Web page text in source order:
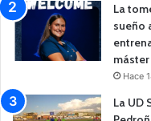
La
sueño
máster
Hace
La UD